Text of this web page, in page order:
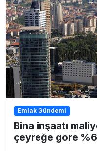
Emlak Gündemi
Bina inşaatı
çeyreğe göre